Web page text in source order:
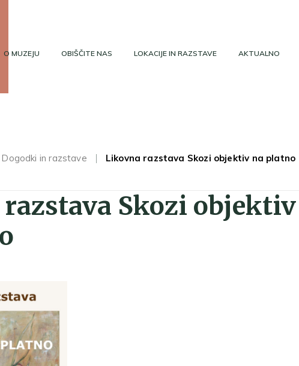
O MUZEJU OBIŠČITE NAS LOKACIJE IN RAZSTAVE AKTUALNO
Dogodki in razstave Likovna razstava Skozi objektiv na platno
Skozi objektiv